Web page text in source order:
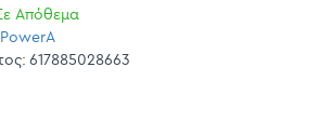
Απόθεμα
PowerA
617885028663